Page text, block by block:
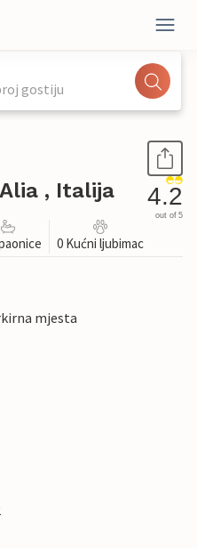
gostiju
, Italija 4.2
out of 5
0 Kućni ljubimac
mjesta